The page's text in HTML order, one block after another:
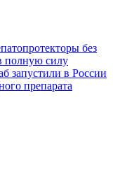
без
полную силу
запустили в России
препарата